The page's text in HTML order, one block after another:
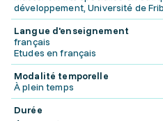
développement, Université de
Langue d'enseignement
français
Etudes en français
Modalité temporelle
À plein temps
Durée